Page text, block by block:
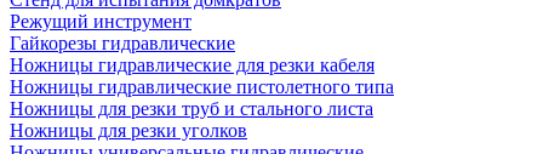
Режущий инструмент
Гайкорезы гидравлические
Ножницы гидравлические для резки кабеля
Ножницы гидравлические пистолетного типа
Ножницы для резки труб и стального листа
Ножницы для резки уголков